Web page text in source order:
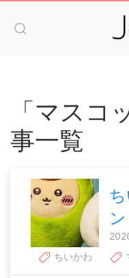
「マスコ
事一覧
ン
ちいかわ